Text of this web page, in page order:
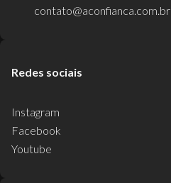
contato@aconfianca.com.br
Redes sociais
Instagram
Facebook
Youtube